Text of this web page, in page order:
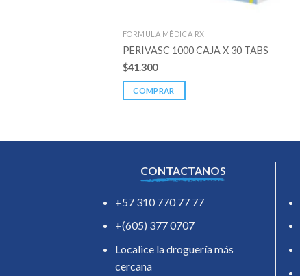
FORMULA MÉDICA RX
PERIVASC 1000 CAJA X 30 TABS
$41.300
COMPRAR
CONTACTANOS
+57 310 770 77 77
+(605) 377 0707
Localice la droguería más
cercana